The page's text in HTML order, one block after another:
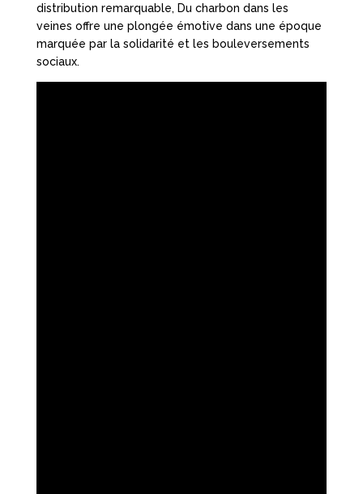
distribution remarquable, Du charbon dans les
veines offre une plongée émotive dans une époque
marquée par la solidarité et les bouleversements
sociaux.